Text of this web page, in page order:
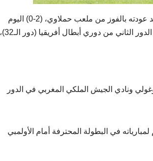
خرج النجم الساحلي اكبر مستفيد من مباراته التي جمعته بمضيفه شباب قسنطينة بعد عودته بالفوز من ملعب حملاوي، (2-0) اليوم
الثاني من دوري أبطال أفريقيا (دور الـ32)،
ونادي الجيش الملكي المغربي في الدور
بعد 3 أيام فقط من افتتاح النجم لمبارياته في البطولة المحترفة أمام الأولمبي